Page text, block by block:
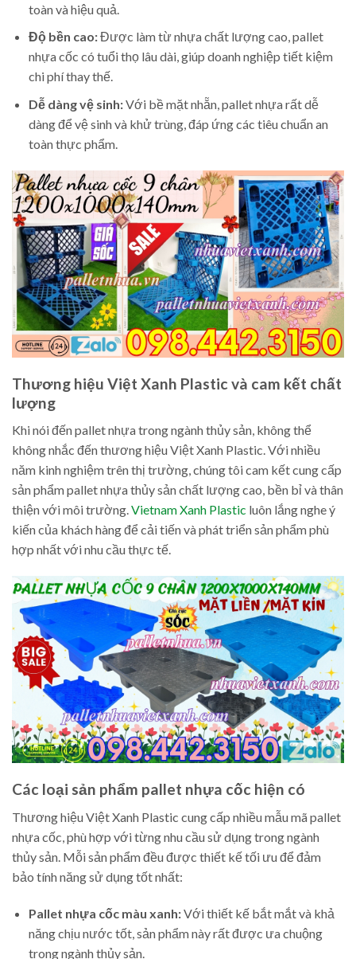
toàn và hiệu quả.
Độ bền cao:Được làm từ nhựa chất lượng cao, pallet
nhựa cốc có tuổi thọ lâu dài, giúp doanh nghiệp tiết kiệm
chi phí thay thế.
Dễ dàng vệ sinh:Với bề mặt nhẵn, pallet nhựa rất dễ
dàng để vệ sinh và khử trùng, đáp ứng các tiêu chuẩn an
toàn thực phẩm.
Thương hiệu Việt Xanh Plastic và cam kết chất
lượng
Khi nói đến pallet nhựa trong ngành thủy sản, không thể
không nhắc đến thương hiệu Việt Xanh Plastic. Với nhiều
năm kinh nghiệm trên thị trường, chúng tôi cam kết cung cấp
sản phẩm pallet nhựa thủy sản chất lượng cao, bền bỉ và thân
thiện với môi trường.Vietnam Xanh Plastic luôn lắng nghe ý
kiến của khách hàng để cải tiến và phát triển sản phẩm phù
hợp nhất với nhu cầu thực tế.
Các loại sản phẩm pallet nhựa cốc hiện có
Thương hiệu Việt Xanh Plastic cung cấp nhiều mẫu mã pallet
nhựa cốc, phù hợp với từng nhu cầu sử dụng trong ngành
thủy sản. Mỗi sản phẩm đều được thiết kế tối ưu để đảm
bảo tính năng sử dụng tốt nhất:
Pallet nhựa cốc màu xanh:Với thiết kế bắt mắt và khả
năng chịu nước tốt, sản phẩm này rất được ưa chuộng
trong ngành thủy sản.